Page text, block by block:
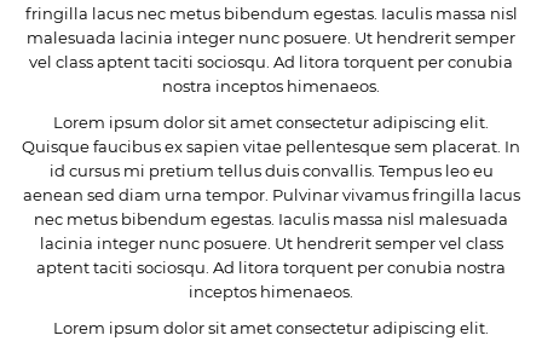
fringilla lacus nec metus bibendum egestas. Iaculis massa nisl
malesuada lacinia integer nunc posuere. Ut hendrerit semper
vel class aptent taciti sociosqu. Ad litora torquent per conubia
nostra inceptos himenaeos.
Lorem ipsum dolor sit amet consectetur adipiscing elit.
Quisque faucibus ex sapien vitae pellentesque sem placerat. In
id cursus mi pretium tellus duis convallis. Tempus leo eu
aenean sed diam urna tempor. Pulvinar vivamus fringilla lacus
nec metus bibendum egestas. Iaculis massa nisl malesuada
lacinia integer nunc posuere. Ut hendrerit semper vel class
aptent taciti sociosqu. Ad litora torquent per conubia nostra
inceptos himenaeos.
Lorem ipsum dolor sit amet consectetur adipiscing elit.